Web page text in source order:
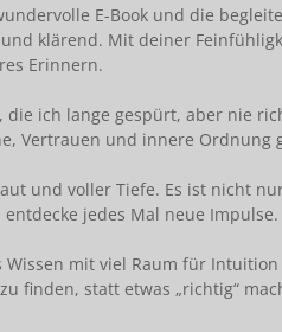
E-Book und die
klärend. Mit deiner
Erinnern.
ich lange gespürt, aber nie
Vertrauen und innere Ordnung
und voller Tiefe. Es ist nicht
jedes Mal neue Impulse.
mit viel Raum für
finden, statt etwas „richtig“